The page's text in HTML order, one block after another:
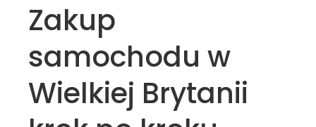
Zakup
samochodu w
Wielkiej Brytanii